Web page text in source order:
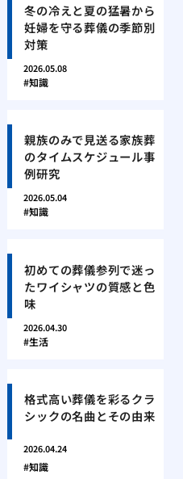
冬の冷えと夏の猛暑から
妊婦を守る葬儀の季節別
対策
2026.05.08
知識
親族のみで見送る家族葬
のタイムスケジュール事
例研究
2026.05.04
知識
初めての葬儀参列で迷っ
たワイシャツの質感と色
味
2026.04.30
生活
格式高い葬儀を彩るクラ
シックの名曲とその由来
2026.04.24
知識